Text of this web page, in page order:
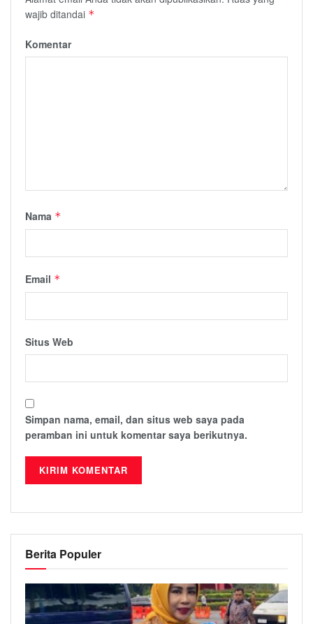
wajib ditandai *
Komentar
Nama *
Email *
Situs Web
Simpan nama, email, dan situs web saya pada
peramban ini untuk komentar saya berikutnya.
Berita Populer